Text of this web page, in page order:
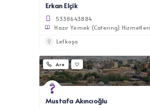
Erkan Elçik
5338643884
Hazır Yemek (Catering) Hizmetleri
Lefkoşa
Ara
Mustafa Akıncıoğlu